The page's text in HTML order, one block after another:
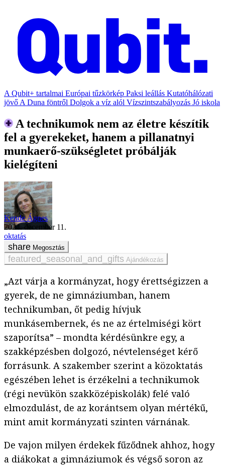
A Qubit+ tartalmai Európai tűzkörkép Paksi leállás Kutatóhálózati
jövő A Duna föntről Dolgok a víz alól Vízszintszabályozás Jó iskola
A technikumok nem az életre készítik
fel a gyerekeket, hanem a pillanatnyi
munkaerő-szükségletet próbálják
kielégíteni
Kende Ágnes
2024. december 11.
oktatás
Megosztás
Ajándékozás
„Azt várja a kormányzat, hogy érettségizzen a
gyerek, de ne gimnáziumban, hanem
technikumban, őt pedig hívjuk
munkásembernek, és ne az értelmiségi kört
szaporítsa” – mondta kérdésünkre egy, a
szakképzésben dolgozó, névtelenséget kérő
forrásunk. A szakember szerint a közoktatás
egészében lehet is érzékelni a technikumok
(régi nevükön szakközépiskolák) felé való
elmozdulást, de az korántsem olyan mértékű,
mint amit kormányzati szinten várnának.
De vajon milyen érdekek fűződnek ahhoz, hogy
a diákokat a gimnáziumok és végső soron az